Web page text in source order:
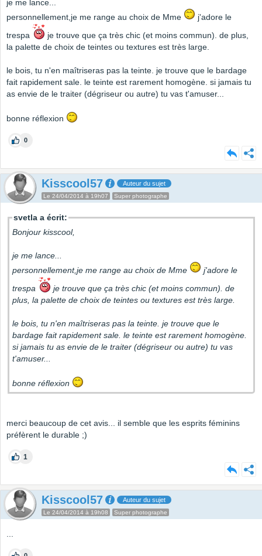
je me lance...
personnellement,je me range au choix de Mme
j'adore le
trespa
je trouve que ça très chic (et moins commun). de plus,
la palette de choix de teintes ou textures est très large.
le bois, tu n'en maîtriseras pas la teinte. je trouve que le bardage
fait rapidement sale. le teinte est rarement homogène. si jamais tu
as envie de le traiter (dégriseur ou autre) tu vas t'amuser...
bonne réflexion
0
Kisscool57 Auteur du sujet
Le 24/04/2014 à 19h07 Super photographe
svetla a écrit:
Bonjour kisscool,
je me lance...
personnellement,je me range au choix de Mme
j'adore le
trespa
je trouve que ça très chic (et moins commun). de
plus, la palette de choix de teintes ou textures est très large.
le bois, tu n'en maîtriseras pas la teinte. je trouve que le
bardage fait rapidement sale. le teinte est rarement homogène.
si jamais tu as envie de le traiter (dégriseur ou autre) tu vas
t'amuser...
bonne réflexion
merci beaucoup de cet avis... il semble que les esprits féminins
préfèrent le durable ;)
1
Kisscool57 Auteur du sujet
Le 24/04/2014 à 19h08 Super photographe
...